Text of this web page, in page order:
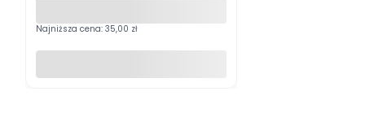
Najniższa cena: 35,00 zł